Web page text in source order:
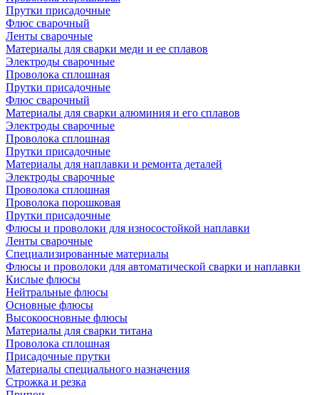
Прутки присадочные
Флюс сварочный
Ленты сварочные
Материалы для сварки меди и ее сплавов
Электроды сварочные
Проволока сплошная
Прутки присадочные
Флюс сварочный
Материалы для сварки алюминия и его сплавов
Электроды сварочные
Проволока сплошная
Прутки присадочные
Материалы для наплавки и ремонта деталей
Электроды сварочные
Проволока сплошная
Проволока порошковая
Прутки присадочные
Флюсы и проволоки для износостойкой наплавки
Ленты сварочные
Специализированные материалы
Флюсы и проволоки для автоматической сварки и наплавки
Кислые флюсы
Нейтральные флюсы
Основные флюсы
Высокоосновные флюсы
Материалы для сварки титана
Проволока сплошная
Присадочные прутки
Материалы специального назначения
Строжка и резка